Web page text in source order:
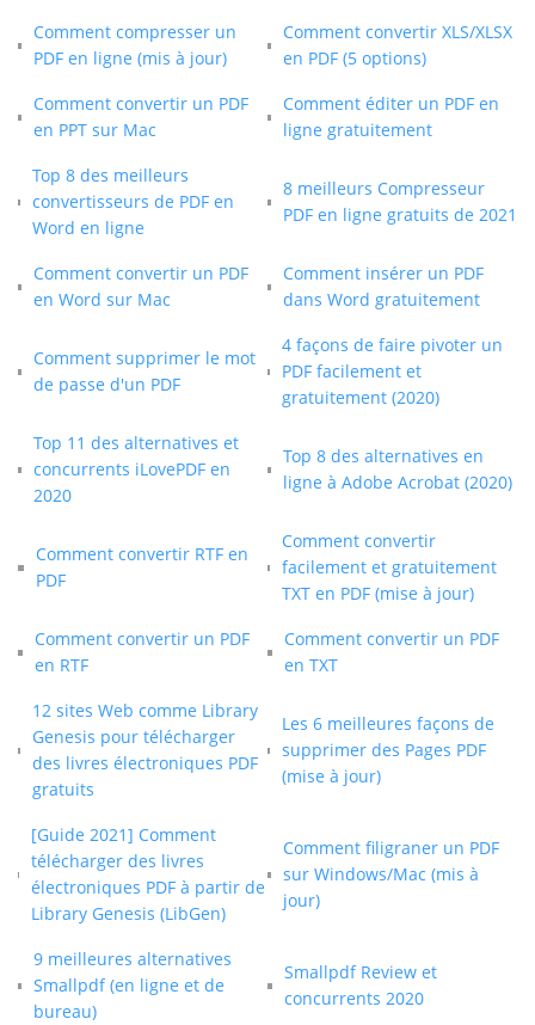
Comment compresser un
PDF en ligne (mis à jour)
Comment convertir XLS/XLSX
en PDF (5 options)
Comment convertir un PDF
en PPT sur Mac
Comment éditer un PDF en
ligne gratuitement
Top 8 des meilleurs
convertisseurs de PDF en
Word en ligne
8 meilleurs Compresseur
PDF en ligne gratuits de 2021
Comment convertir un PDF
en Word sur Mac
Comment insérer un PDF
dans Word gratuitement
Comment supprimer le mot
de passe d'un PDF
4 façons de faire pivoter un
PDF facilement et
gratuitement (2020)
Top 11 des alternatives et
concurrents iLovePDF en
2020
Top 8 des alternatives en
ligne à Adobe Acrobat (2020)
Comment convertir RTF en
PDF
Comment convertir
facilement et gratuitement
TXT en PDF (mise à jour)
Comment convertir un PDF
en RTF
Comment convertir un PDF
en TXT
12 sites Web comme Library
Genesis pour télécharger
des livres électroniques PDF
gratuits
Les 6 meilleures façons de
supprimer des Pages PDF
(mise à jour)
[Guide 2021] Comment
télécharger des livres
électroniques PDF à partir de
Library Genesis (LibGen)
Comment filigraner un PDF
sur Windows/Mac (mis à
jour)
9 meilleures alternatives
Smallpdf (en ligne et de
bureau)
Smallpdf Review et
concurrents 2020